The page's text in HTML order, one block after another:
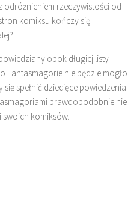
odróżnieniem rzeczywistości od
komiksu kończy się
obok długiej listy
Fantasmagorie nie będzie mogło
się spełnić dziecięce powiedzenia
prawdopodobnie nie
swoich komiksów.